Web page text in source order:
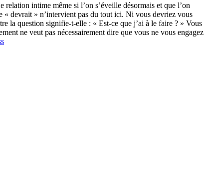
intime même si l’on s’éveille désormais et que l’on
« devrait » n’intervient pas du tout ici. Ni vous devriez vous
la question signifie-t-elle : « Est-ce que j’ai à le faire ? » Vous
ne veut pas nécessairement dire que vous ne vous engagez